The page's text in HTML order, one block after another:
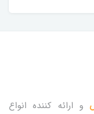
و ارائه کننده انواع